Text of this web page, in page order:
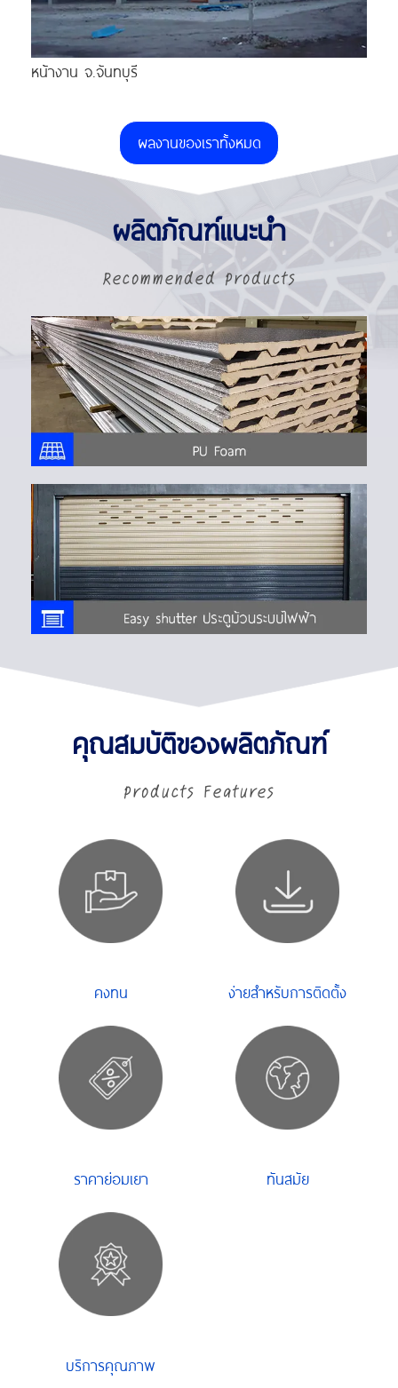
หน้างาน จ.จันทบุรี
ผลงานของเราทั้งหมด
ผลิตภัณฑ์แนะนำ
Recommended Products
คุณสมบัติของผลิตภัณฑ์
Products Features
คงทน ง่ายสำหรับการติดตั้ง
ราคาย่อมเยา ทันสมัย
บริการคุณภาพ